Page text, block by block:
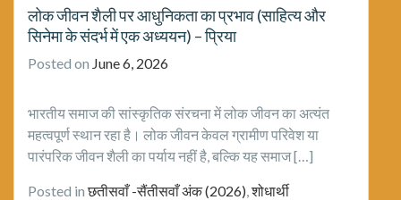
लोक जीवन शैली पर आधुनिकता का प्रभाव (साहित्य और
सिनेमा के संदर्भ में एक अध्ययन) – प्रिया
Posted on June 6, 2026
भारतीय समाज की सांस्कृतिक संरचना में लोक जीवन का अत्यंत
महत्वपूर्ण स्थान रहा है। लोक जीवन केवल ग्रामीण परिवेश या
पारंपरिक जीवन शैली का पर्याय नहीं है, बल्कि यह समाज […]
Posted inछतीसवाँ -सैंतीसवाँ अंक (2026) ,शोधार्थी